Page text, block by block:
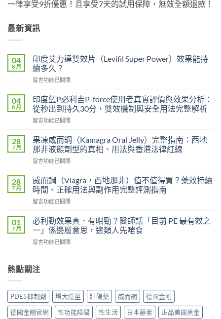
一律享受9折優惠！且享受7天的試用保障，無效全額退款！
最新資訊
04
8 月
印度艾力達雙效片（Levifil Super Power）效果能持
續多久？
在
度
艾
力
達
效
片
（Levifil
Super
效
果
持
多
久？〉
中
留言功能已關閉
04
8 月
印度藍P必利吉P-force使用者真實評價與效果分析：
從秒出到持久30分，雙效機制與安全用法完整解析
在
度
藍
P
必
吉
P-
force
使
者
真
評
效
析：
從
秒
留言功能已關閉
28
7 月
果凍威而鋼（Kamagra Oral Jelly）完整指南：西地
那非液態劑型的真相、用法與香港法律紅線
在
凍
威
而
鋼
Oral
Jelly）
整
西
非
液
態
留言功能已關閉
28
7 月
威而鋼（Viagra，西地那非）值不值得買？藥效持續
時間、正確用法與副作用完整評測指南
在
而
鋼
（Viagra，
西
非）
值
得
買？
留言功能已關閉
01
7 月
必利勁效果真．有咁勁？醫師話「目前 PE 最有效之
一」係邊層意思，邊類人先啱食
在
勁
效
真．
有
咁
勁？
留言功能已關閉
熱點關注
PDE5抑制劑 增大陰莖 壯陽藥 威而鋼
德國金剛
德國金剛官網
性功能障礙 性生活 日本藤素 正品美國黑金